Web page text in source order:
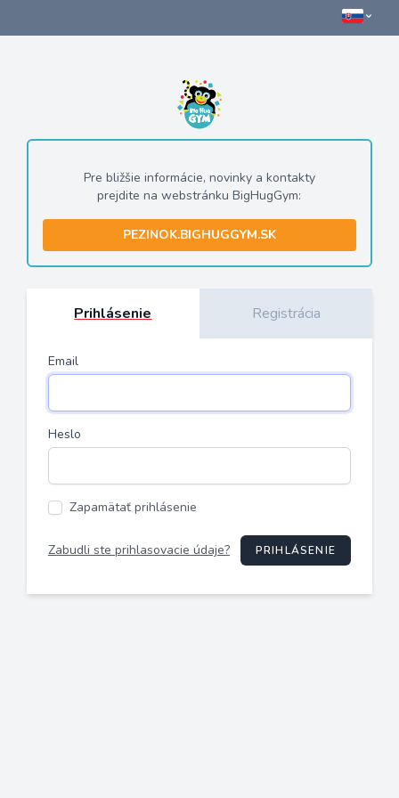
Pre bližšie informácie, novinky a kontakty
prejdite na webstránku BigHugGym:
PEZINOK.BIGHUGGYM.SK
Prihlásenie Registrácia
Email
Heslo
Zapamätať prihlásenie
Zabudli ste prihlasovacie údaje? PRIHLÁSENIE